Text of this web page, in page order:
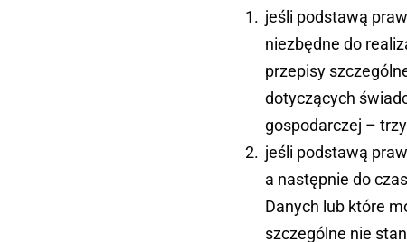
jeśli podstawą
niezbędne do
przepisy
dotyczących
gospodarczej –
jeśli podstawą
a następnie do
Danych lub które
szczególne nie